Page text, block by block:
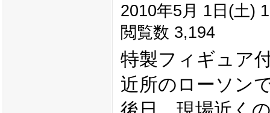
2010年5月 1日(土)
閲覧数 3,194
特製フィギュア
近所のローソン